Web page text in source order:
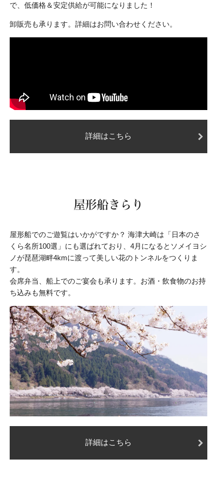
で、 低価格＆安定供給が可能になりました！
卸販売も承ります。詳細はお問い合わせください。
詳細はこちら
屋形船きらり
屋形船でのご遊覧はいかがですか？ 海津大崎は「日本のさ
くら名所100選」にも選ばれており、4月になるとソメイヨシ
ノが琵琶湖畔4kmに渡って美しい花のトンネルをつくりま
す。
会席弁当、船上でのご宴会も承ります。お酒・飲食物のお持
ち込みも無料です。
詳細はこちら